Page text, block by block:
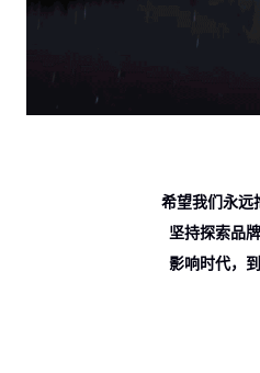
希望我们永远
坚持探索品
影响时代，到